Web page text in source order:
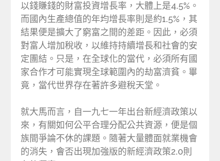
以錢賺錢的財富投資增長率，大體上是4.5%。
而國內生產總值的年均增長率則是約1.5%，其
結果便是擴大了窮富之間的差距。因此，必須
對富人增加稅收，以維持持續增長和社會的安
定團結。只是，在全球化的當代，必須所有國
家合作才可能實現全球範圍內的劫富濟貧。畢
竟，當代世界存在著許多避稅天堂。
就大馬而言，自一九七一年出台新經濟政策以
來，有關如何公平合理分配公共資源，便是個
族間爭論不休的課題。隨著大量體面就業機會
的消失，會否出現加強版的新經濟政策2.0則